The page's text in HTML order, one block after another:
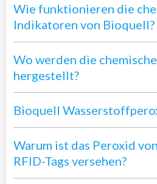
Wie funktionieren die
Indikatoren von Bioquell?
Wo werden die
hergestellt?
Bioquell
Warum ist das Peroxid
RFID-Tags versehen?